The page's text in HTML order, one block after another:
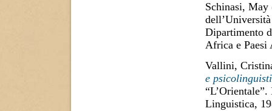
Schinasi, May
Dipartimento
Africa e Paesi
Vallini,
e
Linguistica,